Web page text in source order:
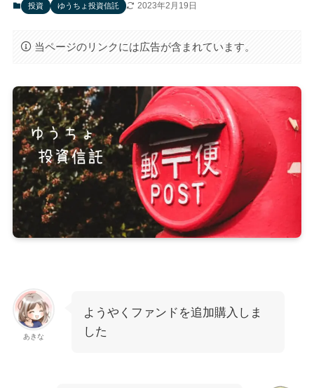
投資 ゆうちょ投資信託 2023年2月19日
当ページのリンクには広告が含まれています。
あきな
ようやくファンドを追加購入しま
した